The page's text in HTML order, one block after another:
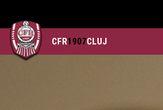
CFR1907CLUJ